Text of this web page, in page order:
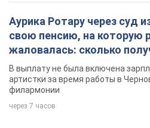
Аурика Ротару через суд
свою пенсию, на которую
жаловалась: сколько
певица
В выплату не была включена
артистки за время работы в
филармонии
через 7 часов